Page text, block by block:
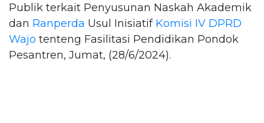
Publik terkait Penyusunan Naskah Akademik
dan Ranperda Usul Inisiatif Komisi IV DPRD
Wajo tenteng Fasilitasi Pendidikan Pondok
Pesantren, Jumat, (28/6/2024).